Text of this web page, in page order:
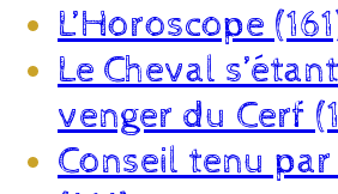
L’Horoscope
Le Cheval
venger du Cerf
Conseil tenu